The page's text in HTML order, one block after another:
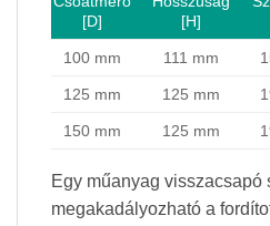
100 mm 111 mm
125 mm 125 mm
150 mm 125 mm
[D]
[H]
Egy műanyag visszacsapó
megakadályozható a